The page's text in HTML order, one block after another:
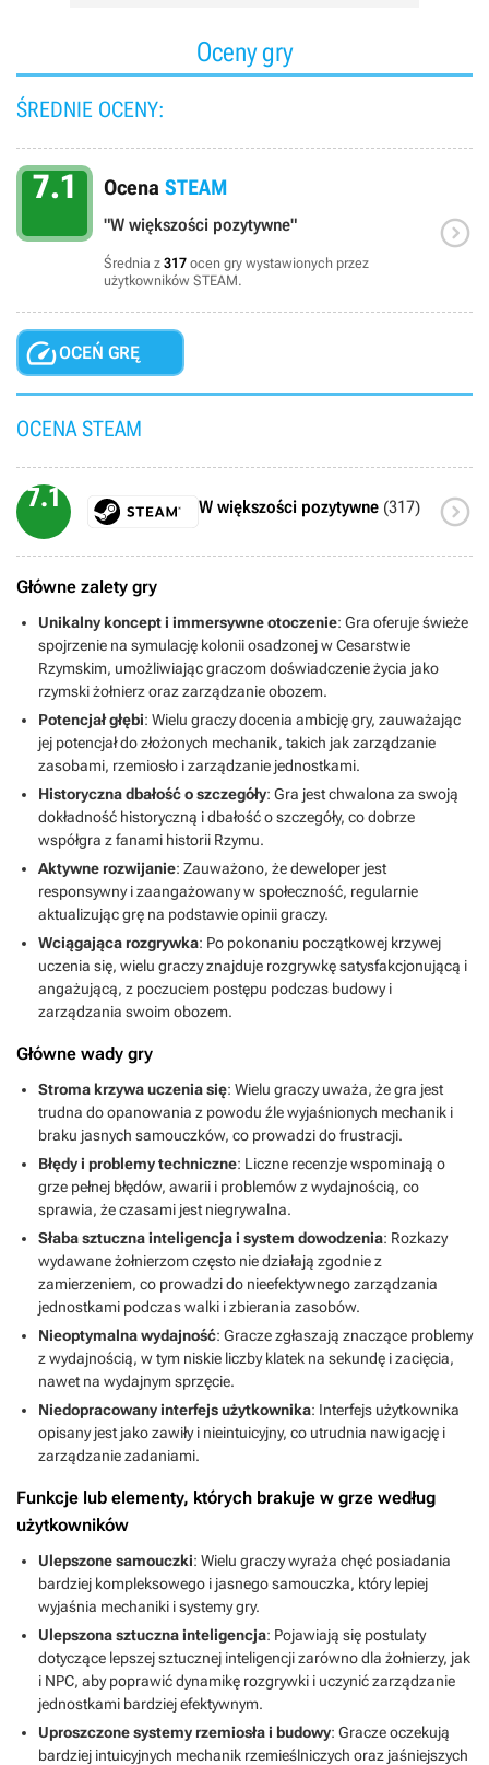
Oceny gry
ŚREDNIE OCENY:
7.1 Ocena STEAM
"W większości pozytywne"
Średnia z 317 ocen gry wystawionych przez
użytkowników STEAM.

OCEŃ GRĘ
OCENA STEAM
7.1 W większości pozytywne (317) 
Główne zalety gry
Unikalny koncept i immersywne otoczenie: Gra oferuje świeże
spojrzenie na symulację kolonii osadzonej w Cesarstwie
Rzymskim, umożliwiając graczom doświadczenie życia jako
rzymski żołnierz oraz zarządzanie obozem.
Potencjał głębi: Wielu graczy docenia ambicję gry, zauważając
jej potencjał do złożonych mechanik, takich jak zarządzanie
zasobami, rzemiosło i zarządzanie jednostkami.
Historyczna dbałość o szczegóły: Gra jest chwalona za swoją
dokładność historyczną i dbałość o szczegóły, co dobrze
współgra z fanami historii Rzymu.
Aktywne rozwijanie: Zauważono, że deweloper jest
responsywny i zaangażowany w społeczność, regularnie
aktualizując grę na podstawie opinii graczy.
Wciągająca rozgrywka: Po pokonaniu początkowej krzywej
uczenia się, wielu graczy znajduje rozgrywkę satysfakcjonującą i
angażującą, z poczuciem postępu podczas budowy i
zarządzania swoim obozem.
Główne wady gry
Stroma krzywa uczenia się: Wielu graczy uważa, że gra jest
trudna do opanowania z powodu źle wyjaśnionych mechanik i
braku jasnych samouczków, co prowadzi do frustracji.
Błędy i problemy techniczne: Liczne recenzje wspominają o
grze pełnej błędów, awarii i problemów z wydajnością, co
sprawia, że czasami jest niegrywalna.
Słaba sztuczna inteligencja i system dowodzenia: Rozkazy
wydawane żołnierzom często nie działają zgodnie z
zamierzeniem, co prowadzi do nieefektywnego zarządzania
jednostkami podczas walki i zbierania zasobów.
Nieoptymalna wydajność: Gracze zgłaszają znaczące problemy
z wydajnością, w tym niskie liczby klatek na sekundę i zacięcia,
nawet na wydajnym sprzęcie.
Niedopracowany interfejs użytkownika: Interfejs użytkownika
opisany jest jako zawiły i nieintuicyjny, co utrudnia nawigację i
zarządzanie zadaniami.
Funkcje lub elementy, których brakuje w grze według
użytkowników
Ulepszone samouczki: Wielu graczy wyraża chęć posiadania
bardziej kompleksowego i jasnego samouczka, który lepiej
wyjaśnia mechaniki i systemy gry.
Ulepszona sztuczna inteligencja: Pojawiają się postulaty
dotyczące lepszej sztucznej inteligencji zarówno dla żołnierzy, jak
i NPC, aby poprawić dynamikę rozgrywki i uczynić zarządzanie
jednostkami bardziej efektywnym.
Uproszczone systemy rzemiosła i budowy: Gracze oczekują
bardziej intuicyjnych mechanik rzemieślniczych oraz jaśniejszych